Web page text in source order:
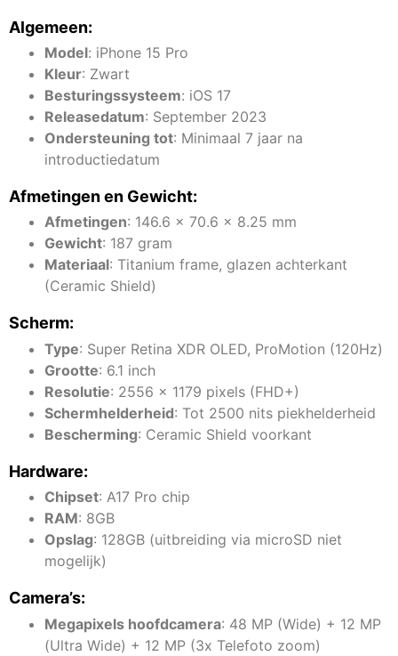
Algemeen:
Model: iPhone 15 Pro
Kleur: Zwart
Besturingssysteem: iOS 17
Releasedatum: September 2023
Ondersteuning tot: Minimaal 7 jaar na
introductiedatum
Afmetingen en Gewicht:
Afmetingen: 146.6 x 70.6 x 8.25 mm
Gewicht: 187 gram
Materiaal: Titanium frame, glazen achterkant
(Ceramic Shield)
Scherm:
Type: Super Retina XDR OLED, ProMotion (120Hz)
Grootte: 6.1 inch
Resolutie: 2556 x 1179 pixels (FHD+)
Schermhelderheid: Tot 2500 nits piekhelderheid
Bescherming: Ceramic Shield voorkant
Hardware:
Chipset: A17 Pro chip
RAM: 8GB
Opslag: 128GB (uitbreiding via microSD niet
mogelijk)
Camera’s:
Megapixels hoofdcamera: 48 MP (Wide) + 12 MP
(Ultra Wide) + 12 MP (3x Telefoto zoom)